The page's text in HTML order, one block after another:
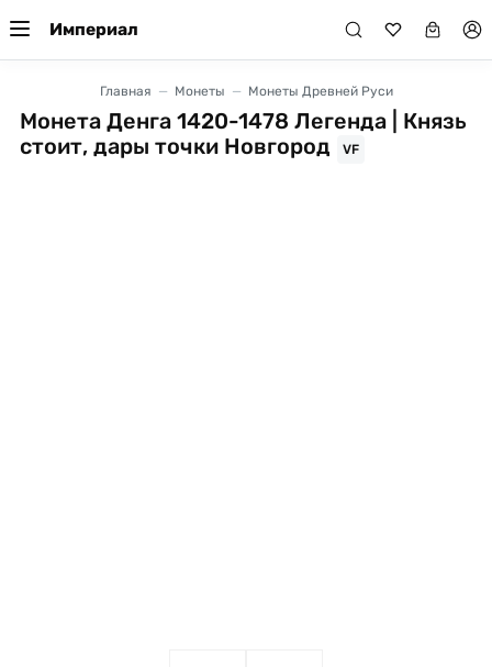
Империал
Главная Монеты Монеты Древней Руси
Монета Денга 1420-1478 Легенда | Князь
стоит, дары точки Новгород
VF